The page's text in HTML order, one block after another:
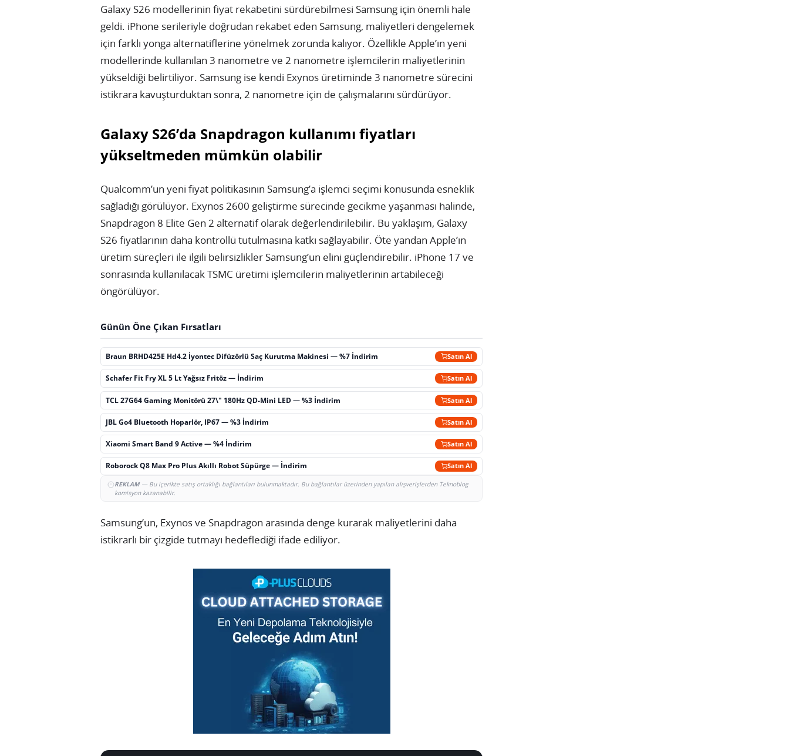
Galaxy S26 modellerinin fiyat rekabetini sürdürebilmesi Samsung için önemli hale
geldi. iPhone serileriyle doğrudan rekabet eden Samsung, maliyetleri dengelemek
için farklı yonga alternatiflerine yönelmek zorunda kalıyor. Özellikle Apple’ın yeni
modellerinde kullanılan 3 nanometre ve 2 nanometre işlemcilerin maliyetlerinin
yükseldiği belirtiliyor. Samsung ise kendi Exynos üretiminde 3 nanometre sürecini
istikrara kavuşturduktan sonra, 2 nanometre için de çalışmalarını sürdürüyor.
Galaxy S26’da Snapdragon kullanımı fiyatları
yükseltmeden mümkün olabilir
Qualcomm’un yeni fiyat politikasının Samsung’a işlemci seçimi konusunda esneklik
sağladığı görülüyor. Exynos 2600 geliştirme sürecinde gecikme yaşanması halinde,
Snapdragon 8 Elite Gen 2 alternatif olarak değerlendirilebilir. Bu yaklaşım, Galaxy
S26 fiyatlarının daha kontrollü tutulmasına katkı sağlayabilir. Öte yandan Apple’ın
üretim süreçleri ile ilgili belirsizlikler Samsung’un elini güçlendirebilir. iPhone 17 ve
sonrasında kullanılacak TSMC üretimi işlemcilerin maliyetlerinin artabileceği
öngörülüyor.
Günün Öne Çıkan Fırsatları
Braun BRHD425E Hd4.2 İyontec Difüzörlü Saç Kurutma Makinesi — %7 İndirim Satın Al
Schafer Fit Fry XL 5 Lt Yağsız Fritöz — İndirim Satın Al
TCL 27G64 Gaming Monitörü 27\" 180Hz QD-Mini LED — %3 İndirim Satın Al
JBL Go4 Bluetooth Hoparlör, IP67 — %3 İndirim Satın Al
Xiaomi Smart Band 9 Active — %4 İndirim Satın Al
Roborock Q8 Max Pro Plus Akıllı Robot Süpürge — İndirim Satın Al
REKLAM— Bu içerikte satış ortaklığı bağlantıları bulunmaktadır. Bu bağlantılar üzerinden yapılan alışverişlerden Teknoblog
komisyon kazanabilir.
Samsung’un, Exynos ve Snapdragon arasında denge kurarak maliyetlerini daha
istikrarlı bir çizgide tutmayı hedeflediği ifade ediliyor.